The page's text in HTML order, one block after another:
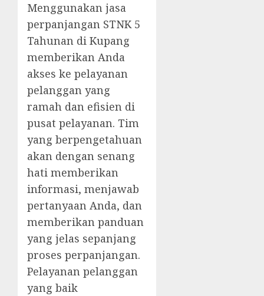
Menggunakan jasa
perpanjangan STNK 5
Tahunan di Kupang
memberikan Anda
akses ke pelayanan
pelanggan yang
ramah dan efisien di
pusat pelayanan. Tim
yang berpengetahuan
akan dengan senang
hati memberikan
informasi, menjawab
pertanyaan Anda, dan
memberikan panduan
yang jelas sepanjang
proses perpanjangan.
Pelayanan pelanggan
yang baik